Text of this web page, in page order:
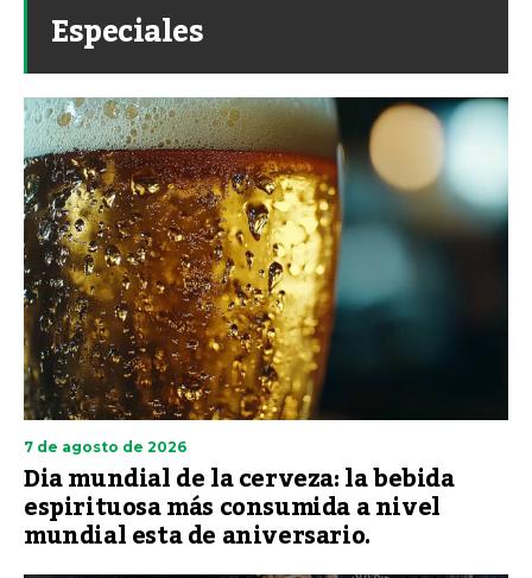
Especiales
7 de agosto de 2026
Dia mundial de la cerveza: la bebida
espirituosa más consumida a nivel
mundial esta de aniversario.